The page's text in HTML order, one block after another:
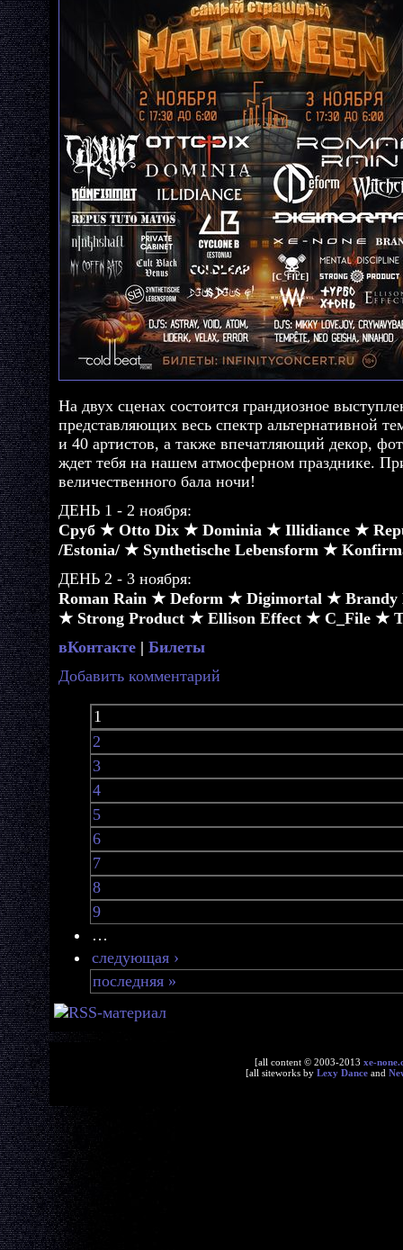
На двух сценах состоится грандиозное
представляющих весь спектр альтернативной
и 40 артистов, а также впечатляющий декор,
ждет тебя на нашем атмосферном празднике.
величественного бала ночи!
ДЕНЬ 1 - 2 ноября:
Сруб ★ Otto Dix ★ Dominia ★ Illidiance ★
/Estonia/ ★ Synthetische Lebensform ★
ДЕНЬ 2 - 3 ноября:
Roman Rain ★ Deform ★ Digimortal ★
★ Strong Product ★ Ellison Effect ★ C_File ★
вКонтакте | Билеты
Добавить комментарий
1
2
3
4
5
6
7
8
9
…
следующая ›
последняя »
[all content © 2003-2013 xe-
[all siteworks by Lexy Dance and